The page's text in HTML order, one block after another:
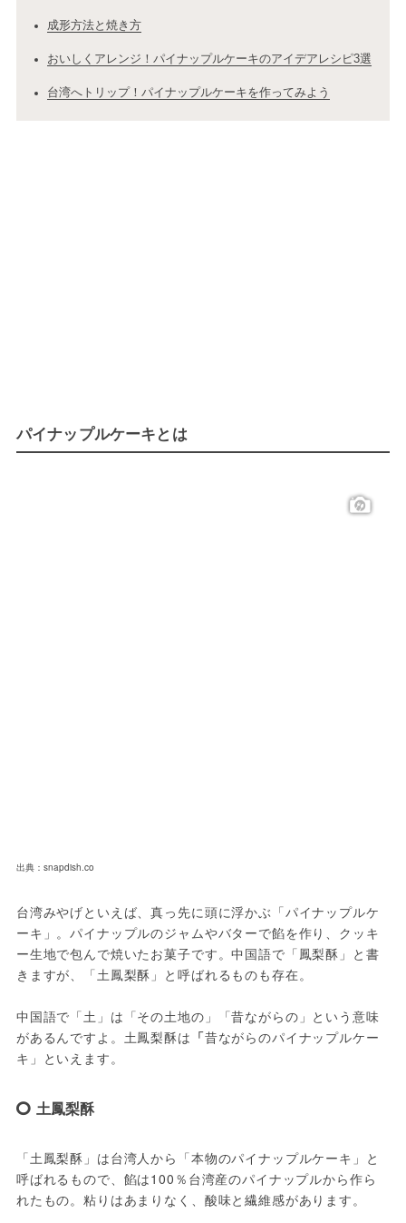
成形方法と焼き方
おいしくアレンジ！パイナップルケーキのアイデアレシピ3選
台湾へトリップ！パイナップルケーキを作ってみよう
パイナップルケーキとは
出典：snapdish.co
台湾みやげといえば、真っ先に頭に浮かぶ「パイナップルケ
ーキ」。パイナップルのジャムやバターで餡を作り、クッキ
ー生地で包んで焼いたお菓子です。中国語で「鳳梨酥」と書
きますが、「土鳳梨酥」と呼ばれるものも存在。
中国語で「土」は「その土地の」「昔ながらの」という意味
があるんですよ。土鳳梨酥は 「昔ながらのパイナップルケー
キ」といえます。
土鳳梨酥
「土鳳梨酥」は台湾人から「本物のパイナップルケーキ」と
呼ばれるもので、餡は100％台湾産のパイナップルから作ら
れたもの。粘りはあまりなく、酸味と繊維感があります。